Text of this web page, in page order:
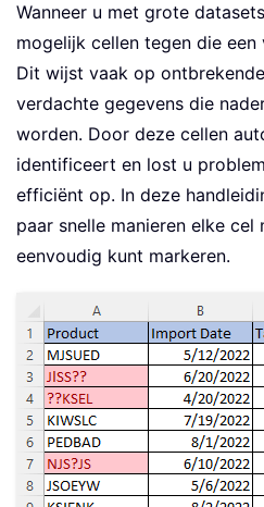
Wanneer u met grote
mogelijk cellen tegen die
Dit wijst vaak op
verdachte gegevens die
worden. Door deze cellen
identificeert en lost u
efficiënt op. In deze
paar snelle manieren elke cel
eenvoudig kunt markeren.